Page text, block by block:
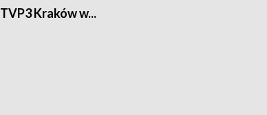
TVP3 Kraków w...